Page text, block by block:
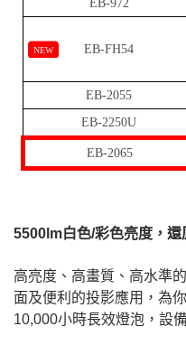
EB-972
NEW EB-FH54
EB-2055
EB-2250U
EB-2065
5500lm白色/彩色亮度，還
高亮度、高畫質、高水準
面及便利的投影應用，為
10,000小時長效燈泡，設